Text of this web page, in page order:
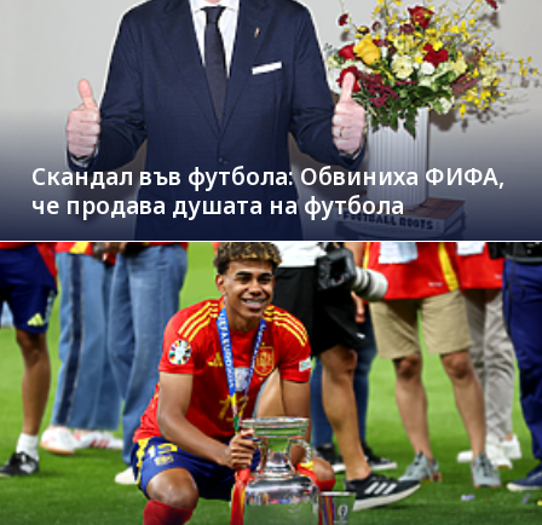
Скандал във футбола: Обвиниха ФИФА,
че продава душата на футбола